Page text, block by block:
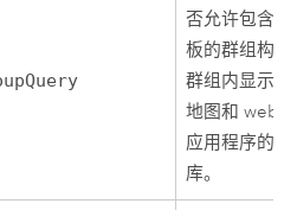
否允许包含库
板的群组构建
群组内显示
地图和 web
应用程序的图
库。